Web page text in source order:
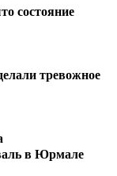
состояние
тревожное
в Юрмале